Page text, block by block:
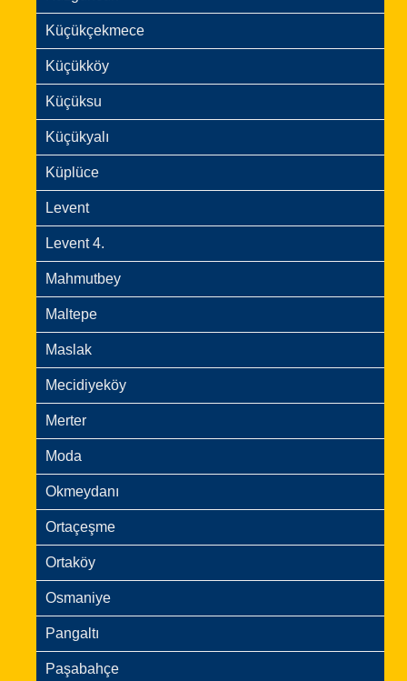
Küçükçekmece
Küçükköy
Küçüksu
Küçükyalı
Küplüce
Levent
Levent 4.
Mahmutbey
Maltepe
Maslak
Mecidiyeköy
Merter
Moda
Okmeydanı
Ortaçeşme
Ortaköy
Osmaniye
Pangaltı
Paşabahçe